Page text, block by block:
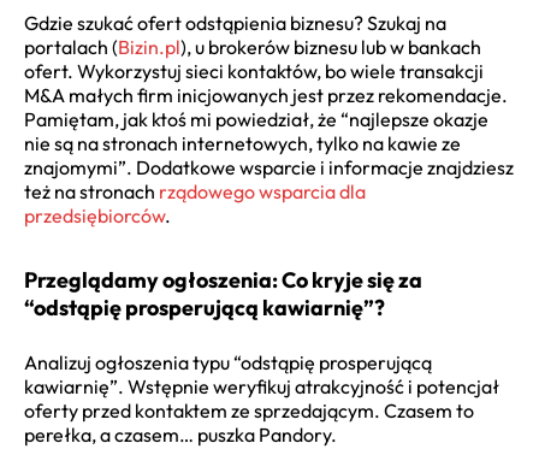
Gdzie szukać ofert odstąpienia biznesu? Szukaj na
portalach (Bizin.pl), u brokerów biznesu lub w bankach
ofert. Wykorzystuj sieci kontaktów, bo wiele transakcji
M&A małych firm inicjowanych jest przez rekomendacje.
Pamiętam, jak ktoś mi powiedział, że “najlepsze okazje
nie są na stronach internetowych, tylko na kawie ze
znajomymi”. Dodatkowe wsparcie i informacje znajdziesz
też na stronach rządowego wsparcia dla
przedsiębiorców.
Przeglądamy ogłoszenia: Co kryje się za
“odstąpię prosperującą kawiarnię”?
Analizuj ogłoszenia typu “odstąpię prosperującą
kawiarnię”. Wstępnie weryfikuj atrakcyjność i potencjał
oferty przed kontaktem ze sprzedającym. Czasem to
perełka, a czasem… puszka Pandory.